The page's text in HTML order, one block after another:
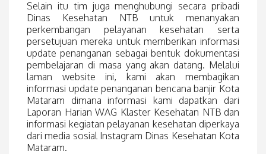
Selain itu tim juga menghubungi secara pribadi
Dinas Kesehatan NTB untuk menanyakan
perkembangan pelayanan kesehatan serta
persetujuan mereka untuk memberikan informasi
update penanganan sebagai bentuk dokumentasi
pembelajaran di masa yang akan datang. Melalui
laman website ini, kami akan membagikan
informasi update penanganan bencana banjir Kota
Mataram dimana informasi kami dapatkan dari
Laporan Harian WAG Klaster Kesehatan NTB dan
informasi kegiatan pelayanan kesehatan diperkaya
dari media sosial Instagram Dinas Kesehatan Kota
Mataram.